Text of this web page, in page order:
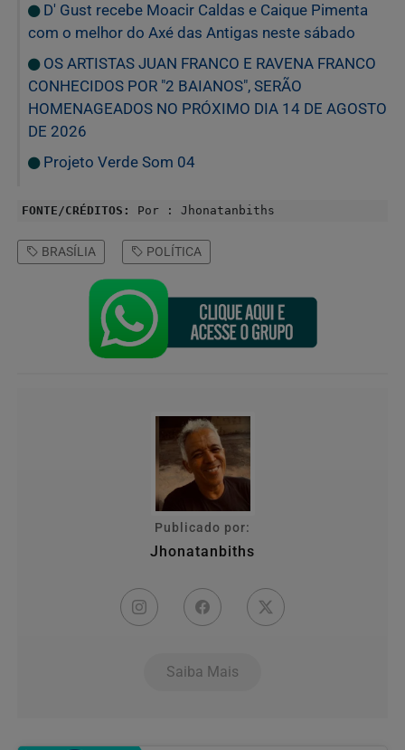
D' Gust recebe Moacir Caldas e Caique Pimenta
com o melhor do Axé das Antigas neste sábado
OS ARTISTAS JUAN FRANCO E RAVENA FRANCO
CONHECIDOS POR "2 BAIANOS", SERÃO
HOMENAGEADOS NO PRÓXIMO DIA 14 DE AGOSTO
DE 2026
Projeto Verde Som 04
FONTE/CRÉDITOS: Por : Jhonatanbiths
BRASÍLIA POLÍTICA
Publicado por:
Jhonatanbiths
Saiba Mais